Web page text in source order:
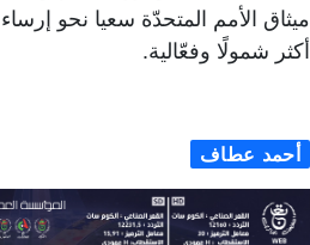
ميثاق الأمم المتحدّة سعيا نحو
أكثر شمولًا وفعّالية.
أحمد عطاف